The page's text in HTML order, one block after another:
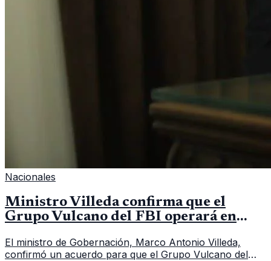
Nacionales
Ministro Villeda confirma que el
Grupo Vulcano del FBI operará en
El ministro de Gobernación, Marco Antonio Villeda,
confirmó un acuerdo para que el Grupo Vulcano del